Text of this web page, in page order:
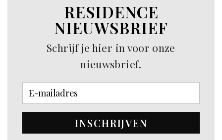
RESIDENCE
NIEUWSBRIEF
Schrijf je hier in voor onze
nieuwsbrief.
INSCHRIJVEN